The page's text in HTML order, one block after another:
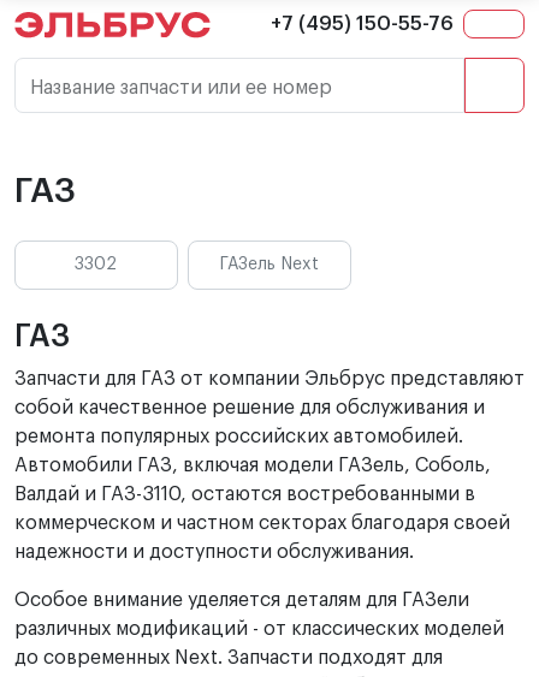
+7 (495) 150-55-76
Название запчасти или ее номер
ГАЗ
3302 ГАЗель Next
ГАЗ
Запчасти для ГАЗ от компании Эльбрус представляют
собой качественное решение для обслуживания и
ремонта популярных российских автомобилей.
Автомобили ГАЗ, включая модели ГАЗель, Соболь,
Валдай и ГАЗ-3110, остаются востребованными в
коммерческом и частном секторах благодаря своей
надежности и доступности обслуживания.
Особое внимание уделяется деталям для ГАЗели
различных модификаций - от классических моделей
до современных Next. Запчасти подходят для